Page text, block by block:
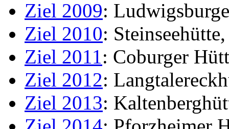
Ziel 2009:
Ziel 2010:
Ziel 2011: Coburger
Ziel 2012:
Ziel 2013: